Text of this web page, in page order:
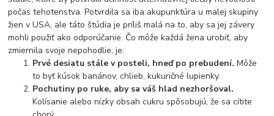
počas tehotenstva. Potvrdila sa iba akupunktúra u malej skupiny
žien v USA, ale táto štúdia je príliš malá na to, aby sa jej závery
mohli použiť ako odporúčanie. Čo môže každá žena urobiť, aby
zmiernila svoje nepohodlie, je:
Prvé desiatu stále v posteli, hneď po prebudení.Môže
to byť kúsok banánov, chlieb, kukuričné lupienky.
Pochutiny po ruke, aby sa váš hlad nezhoršoval.
Kolísanie alebo nízky obsah cukru spôsobujú, že sa cítite